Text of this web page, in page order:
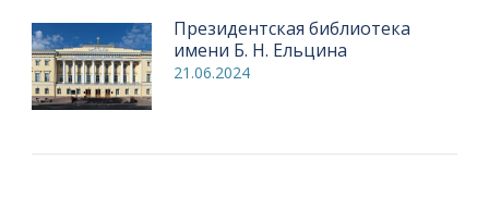
Президентская библиотека
имени Б. Н. Ельцина
21.06.2024